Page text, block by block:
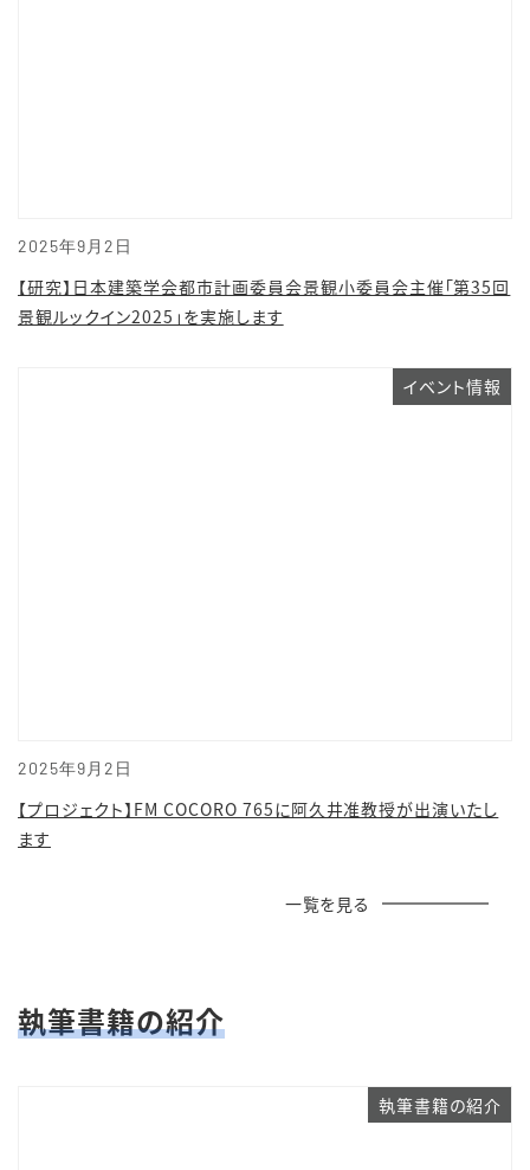
2025年9月2日
【研究】日本建築学会都市計画委員会景観小委員会主催「第35回
景観ルックイン2025」を実施します
2025年9月2日
イベント情報
【プロジェクト】FM COCORO 765に阿久井准教授が出演いたし
ます
一覧を見る
執筆書籍の紹介
執筆書籍の紹介